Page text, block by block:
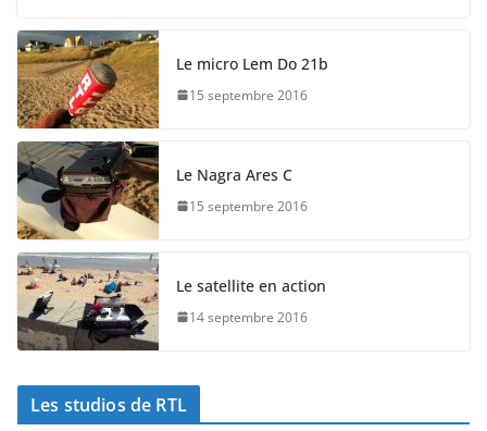
Le micro Lem Do 21b
15 septembre 2016
Le Nagra Ares C
15 septembre 2016
Le satellite en action
14 septembre 2016
Les studios de RTL